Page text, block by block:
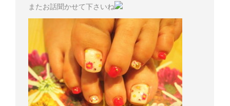
またお話聞かせて下さいね